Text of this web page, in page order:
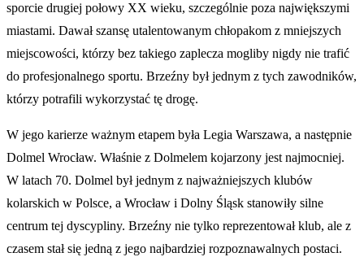
sporcie drugiej połowy XX wieku, szczególnie poza największymi
miastami. Dawał szansę utalentowanym chłopakom z mniejszych
miejscowości, którzy bez takiego zaplecza mogliby nigdy nie trafić
do profesjonalnego sportu. Brzeźny był jednym z tych zawodników,
którzy potrafili wykorzystać tę drogę.
W jego karierze ważnym etapem była Legia Warszawa, a następnie
Dolmel Wrocław. Właśnie z Dolmelem kojarzony jest najmocniej.
W latach 70. Dolmel był jednym z najważniejszych klubów
kolarskich w Polsce, a Wrocław i Dolny Śląsk stanowiły silne
centrum tej dyscypliny. Brzeźny nie tylko reprezentował klub, ale z
czasem stał się jedną z jego najbardziej rozpoznawalnych postaci.